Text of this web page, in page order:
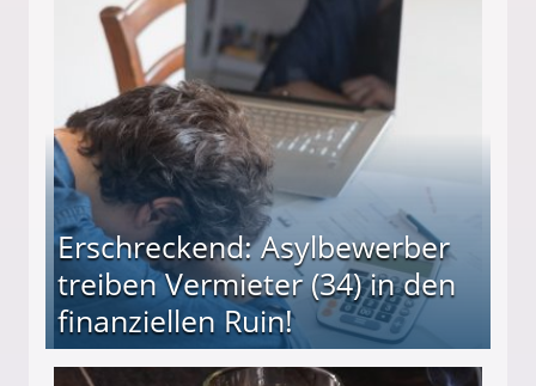
Erschreckend: Asylbewerber
treiben Vermieter (34) in den
finanziellen Ruin!